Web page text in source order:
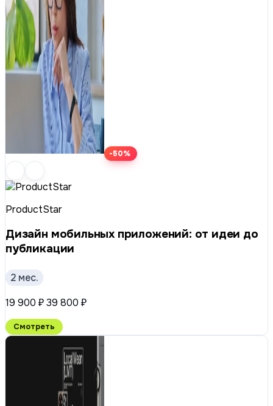
-50%
ProductStar
Дизайн мобильных приложений: от идеи до
публикации
2 мес.
19 900 ₽39 800 ₽
Смотреть